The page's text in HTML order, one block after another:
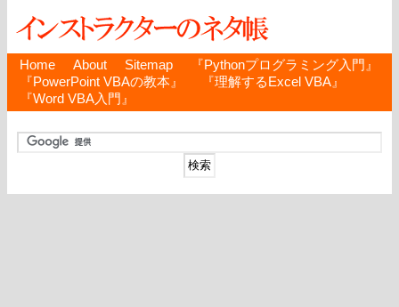
Home About Sitemap
『Pythonプログラミング入門』
『PowerPoint VBAの教本』
『理解するExcel VBA』
『Word VBA入門』